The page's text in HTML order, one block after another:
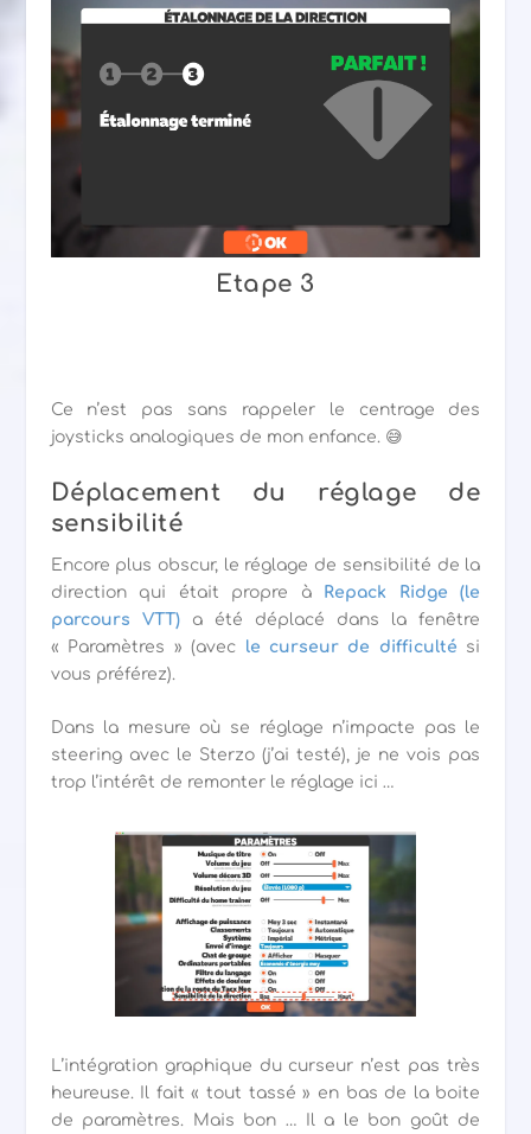
Etape 3
Ce n’est pas sans rappeler le centrage des
joysticks analogiques de mon enfance. 😅
Déplacement du réglage de
sensibilité
Encore plus obscur, le réglage de sensibilité de la
direction qui était propre à
Repack Ridge (le
parcours VTT)a été déplacé dans la fenêtre
« Paramètres » (avec le curseur de difficulté si
vous préférez).
Dans la mesure où se réglage n’impacte pas le
steering avec le Sterzo (j’ai testé), je ne vois pas
trop l’intérêt de remonter le réglage ici …
L’intégration graphique du curseur n’est pas très
heureuse. Il fait « tout tassé » en bas de la boite
de paramètres. Mais bon … Il a le bon goût de